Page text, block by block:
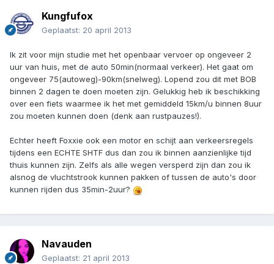
Kungfufox
Geplaatst: 20 april 2013
Ik zit voor mijn studie met het openbaar vervoer op ongeveer 2
uur van huis, met de auto 50min(normaal verkeer). Het gaat om
ongeveer 75(autoweg)-90km(snelweg). Lopend zou dit met BOB
binnen 2 dagen te doen moeten zijn. Gelukkig heb ik beschikking
over een fiets waarmee ik het met gemiddeld 15km/u binnen 8uur
zou moeten kunnen doen (denk aan rustpauzes!).
Echter heeft Foxxie ook een motor en schijt aan verkeersregels
tijdens een ECHTE SHTF dus dan zou ik binnen aanzienlijke tijd
thuis kunnen zijn. Zelfs als alle wegen versperd zijn dan zou ik
alsnog de vluchtstrook kunnen pakken of tussen de auto's door
kunnen rijden dus 35min-2uur?
Navauden
Geplaatst: 21 april 2013